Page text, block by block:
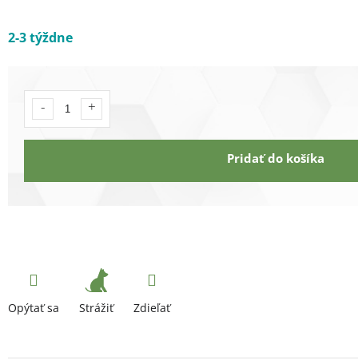
2-3 týždne
Pridať do košíka
Opýtať sa Strážiť Zdieľať